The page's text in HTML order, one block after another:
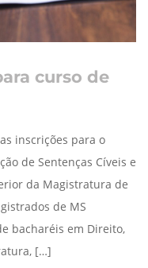
curso de
inscrições para o
de Sentenças Cíveis e
da Magistratura de
de MS
bacharéis em Direito,
[…]